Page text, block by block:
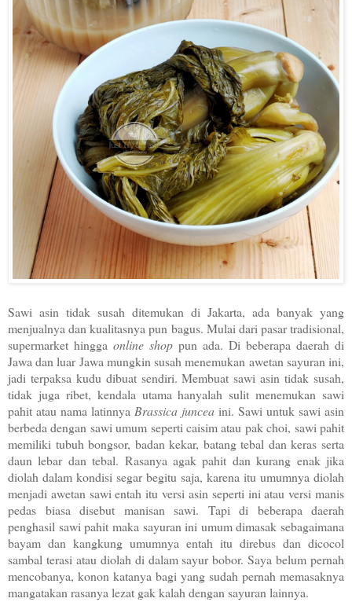
Sawi asin tidak susah ditemukan di Jakarta, ada banyak yang
menjualnya dan kualitasnya pun bagus. Mulai dari pasar tradisional,
supermarket hingga online shop pun ada. Di beberapa daerah di
Jawa dan luar Jawa mungkin susah menemukan awetan sayuran ini,
jadi terpaksa kudu dibuat sendiri. Membuat sawi asin tidak susah,
tidak juga ribet, kendala utama hanyalah sulit menemukan sawi
pahit atau nama latinnya Brassica juncea ini. Sawi untuk sawi asin
berbeda dengan sawi umum seperti caisim atau pak choi, sawi pahit
memiliki tubuh bongsor, badan kekar, batang tebal dan keras serta
daun lebar dan tebal. Rasanya agak pahit dan kurang enak jika
diolah dalam kondisi segar begitu saja, karena itu umumnya diolah
menjadi awetan sawi entah itu versi asin seperti ini atau versi manis
pedas biasa disebut manisan sawi. Tapi di beberapa daerah
penghasil sawi pahit maka sayuran ini umum dimasak sebagaimana
bayam dan kangkung umumnya entah itu direbus dan dicocol
sambal terasi atau diolah di dalam sayur bobor. Saya belum pernah
mencobanya, konon katanya bagi yang sudah pernah memasaknya
mangatakan rasanya lezat gak kalah dengan sayuran lainnya.